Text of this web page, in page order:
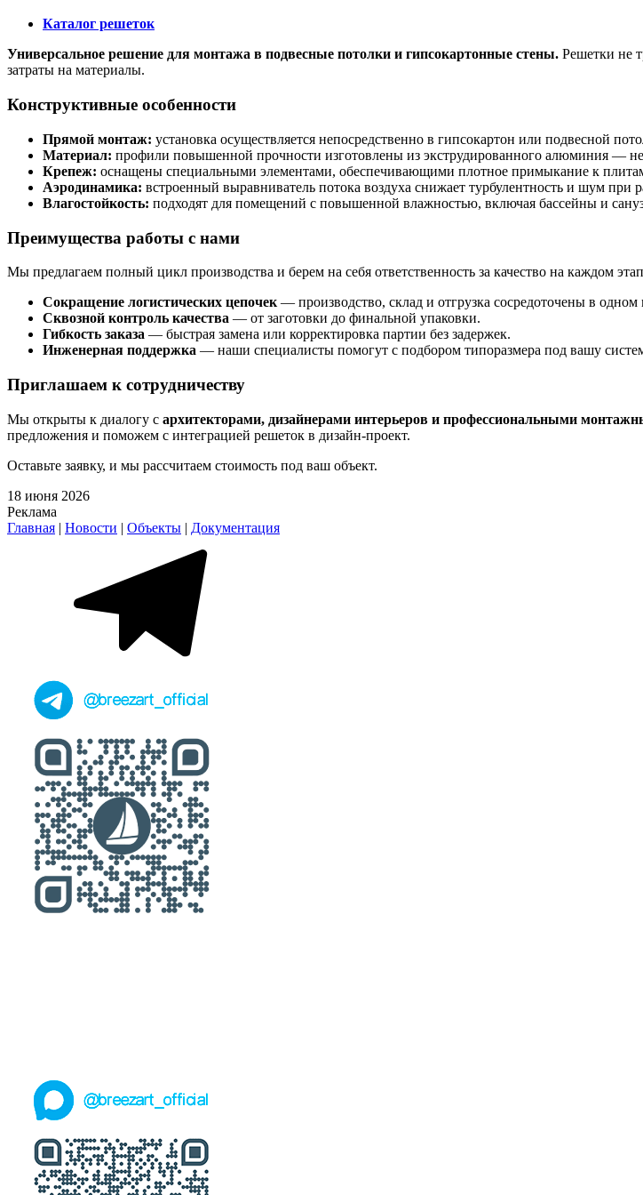
Каталог решеток
Универсальное решение для монтажа в подвесные потолки и гипсокартонные стены. Решетки не
затраты на материалы.
Конструктивные особенности
Прямой монтаж: установка осуществляется непосредственно в гипсокартон или подвесной
Материал: профили повышенной прочности изготовлены из экструдированного алюминия —
Крепеж: оснащены специальными элементами, обеспечивающими плотное примыкание к
Аэродинамика: встроенный выравниватель потока воздуха снижает турбулентность и шум при
Влагостойкость: подходят для помещений с повышенной влажностью, включая бассейны и
Преимущества работы с нами
Мы предлагаем полный цикл производства и берем на себя ответственность за качество на каждом
Сокращение логистических цепочек — производство, склад и отгрузка сосредоточены в одном
Сквозной контроль качества — от заготовки до финальной упаковки.
Гибкость заказа — быстрая замена или корректировка партии без задержек.
Инженерная поддержка — наши специалисты помогут с подбором типоразмера под вашу
Приглашаем к сотрудничеству
Мы открыты к диалогу с архитекторами, дизайнерами интерьеров и профессиональными
предложения и поможем с интеграцией решеток в дизайн-проект.
Оставьте заявку, и мы рассчитаем стоимость под ваш объект.
18 июня 2026
Реклама
Главная | Новости | Объекты | Документация